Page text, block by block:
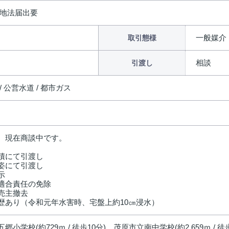
法届出要
取引態様 一般媒介
引渡し 相談
公営水道 / 都市ガス
現在商談中です。
にて引渡し
にて引渡し
合責任の免除
主撤去
あり（令和元年水害時、宅盤上約10㎝浸水）
郷小学校(約729ｍ / 徒歩10分)、茂原市立南中学校(約2,659ｍ / 徒